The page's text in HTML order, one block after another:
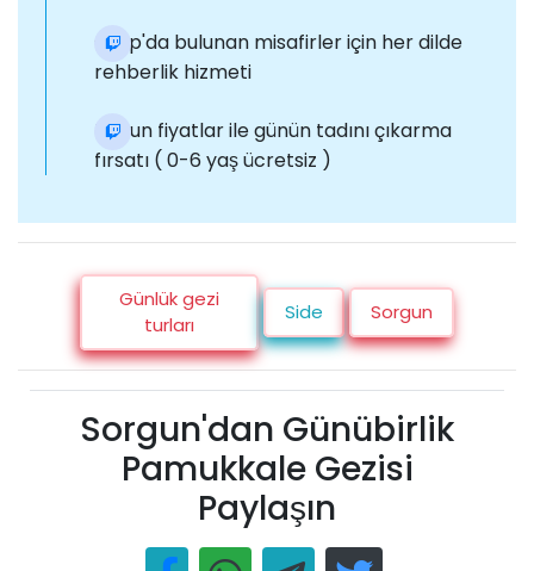
Grup'da bulunan misafirler için her dilde
rehberlik hizmeti
Uygun fiyatlar ile günün tadını çıkarma
fırsatı ( 0-6 yaş ücretsiz )
Günlük gezi
turları
Side Sorgun
Sorgun'dan Günübirlik
Pamukkale Gezisi
Paylaşın